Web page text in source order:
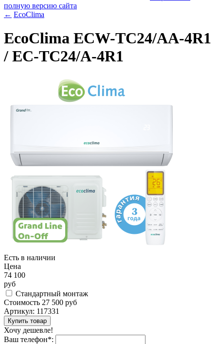
полную версию сайта
← EcoClima
EcoClima ECW-TC24/AA-4R1
/ EC-TC24/A-4R1
Есть в наличии
Цена
74 100
руб
Стандартный монтаж
Стоимость 27 500 руб
Артикул: 117331
Хочу дешевле!
Ваш телефон*: